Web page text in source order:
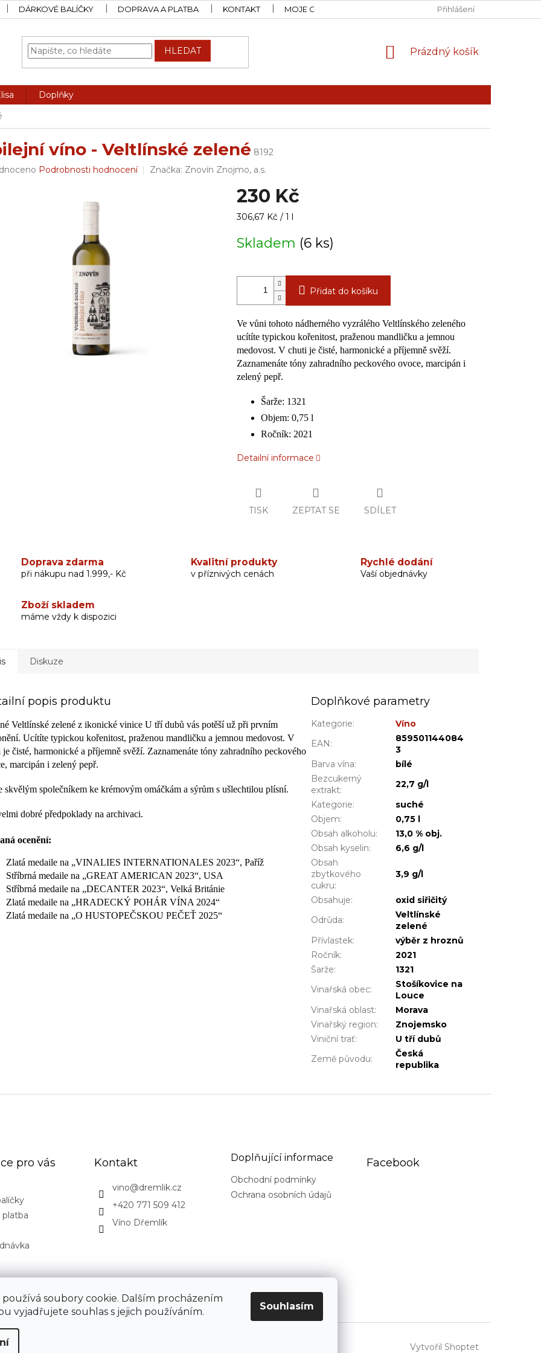
soubory cookie. Dalším procházením
vyjadřujete souhlas s jejich používáním.
Souhlasím
DÁRKOVÉ BALÍČKY DOPRAVA A PLATBA KONTAKT MOJE OBJEDNÁVKA Přihlášení
HLEDAT
NÁKUPNÍ
Prázdný košík
Doplňky
víno - Veltlínské zelené 8192
Podrobnosti hodnocení Značka: Znovín Znojmo, a.s.
230 Kč
Měrná
306,67 Kč / 1 l
Skladem (6 ks)
Přidat do košíku
Ve vůni tohoto nádherného vyzrálého Veltlínského zeleného
ucítíte typickou kořenitost, praženou mandličku a jemnou
medovost. V chuti je čisté, harmonické a příjemně svěží.
Zaznamenáte tóny zahradního peckového ovoce, marcipán i
zelený pepř.
Šarže: 1321
Objem: 0,75 l
Ročník: 2021
Detailní informace
TISK ZEPTAT SE SDÍLET
Doprava zdarma
při nákupu nad 1.999,- Kč
Kvalitní produkty
v příznivých cenách
Rychlé dodání
Vaší objednávky
Zboží skladem
máme vždy k dispozici
Diskuze
popis produktu
Veltlínské zelené z ikonické vinice U tří dubů vás potěší už při prvním
Ucítíte typickou kořenitost, praženou mandličku a jemnou medovost. V
je čisté, harmonické a příjemně svěží. Zaznamenáte tóny zahradního peckového
marcipán i zelený pepř.
skvělým společníkem ke krémovým omáčkám a sýrům s ušlechtilou plísní.
dobré předpoklady na archivaci.
ocenění:
Zlatá medaile na „VINALIES INTERNATIONALES 2023“, Paříž
Stříbrná medaile na „GREAT AMERICAN 2023“, USA
Stříbrná medaile na „DECANTER 2023“, Velká Británie
Zlatá medaile na „HRADECKÝ POHÁR VÍNA 2024“
Zlatá medaile na „O HUSTOPEČSKOU PEČEŤ 2025“
Doplňkové parametry
Kategorie:
Víno
EAN:
859501144084
3
Barva vína:
bílé
Bezcukerný
extrakt:
22,7 g/l
Kategorie:
suché
Objem:
0,75 l
Obsah alkoholu:
13,0 % obj.
Obsah kyselin:
6,6 g/l
Obsah
zbytkového
cukru:
3,9 g/l
Obsahuje:
oxid siřičitý
Odrůda:
Veltlínské
zelené
Přívlastek:
výběr z hroznů
Ročník:
2021
Šarže:
1321
Vinařská obec:
Stošíkovice na
Louce
Vinařská oblast:
Morava
Vinařský region:
Znojemsko
Viniční trať:
U tří dubů
Země původu:
Česká
republika
pro vás
platba
Kontakt
vino@dremlik.cz
+420 771 509 412
Víno Dřemlík
Doplňující informace
Obchodní podmínky
Ochrana osobních údajů
Facebook
CovidExpert.cz CovidExpert.sk
Vytvořil Shoptet